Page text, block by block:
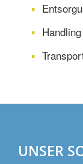
Handling
UNSER